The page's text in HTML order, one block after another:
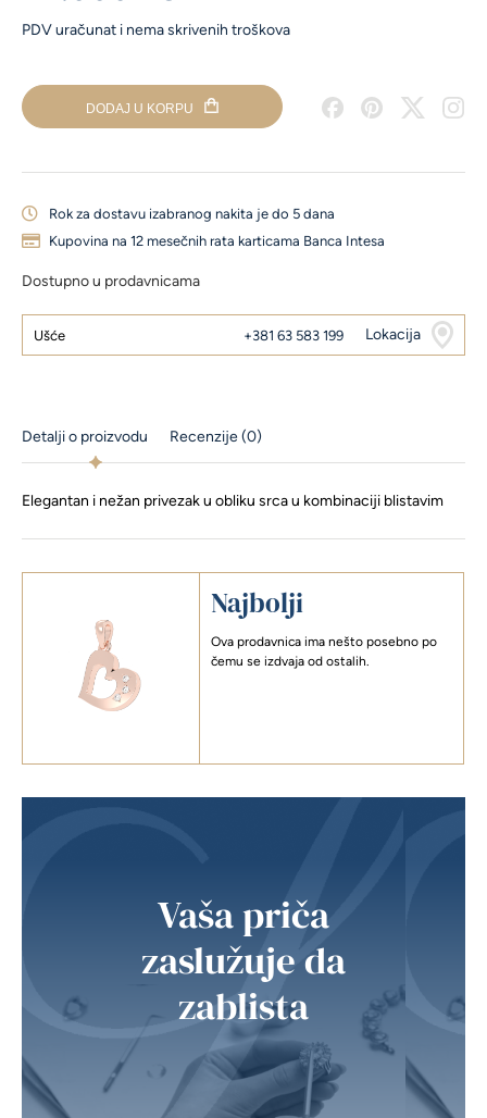
PDV uračunat i nema skrivenih troškova
DODAJ U KORPU
Rok za dostavu izabranog nakita je do 5 dana
Kupovina na 12 mesečnih rata karticama Banca Intesa
Dostupno u prodavnicama
Ušće +381 63 583 199 Lokacija
Detalji o proizvodu Recenzije (0)
Elegantan i nežan privezak u obliku srca u kombinaciji blistavim
Najbolji
Ova prodavnica ima nešto posebno po
čemu se izdvaja od ostalih.
Vaša priča
zaslužuje da
zablista